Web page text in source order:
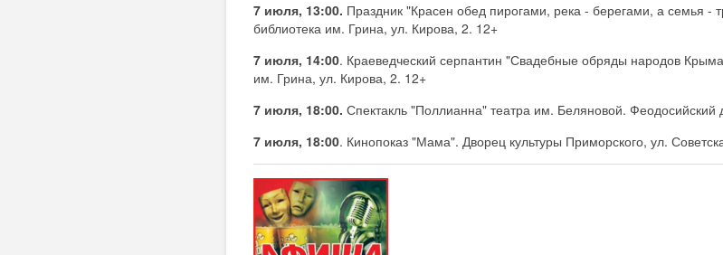
7 июля, 13:00. Праздник "Красен обед пирогами, река - берегами, а семья -
библиотека им. Грина, ул. Кирова, 2. 12+
7 июля, 14:00. Краеведческий серпантин "Свадебные обряды народов
им. Грина, ул. Кирова, 2. 12+
7 июля, 18:00. Спектакль "Поллианна" театра им. Беляновой. Феодосийский
7 июля, 18:00. Кинопоказ "Мама". Дворец культуры Приморского, ул.